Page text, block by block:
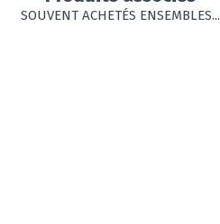
SOUVENT ACHETÉS ENSEMBLES...